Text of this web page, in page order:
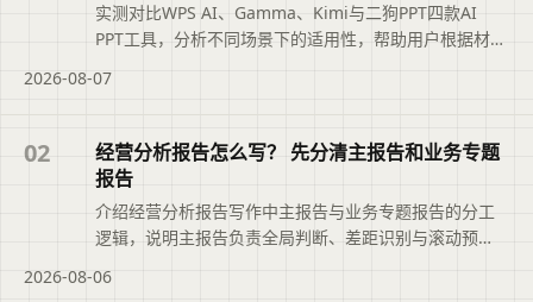
实测对比WPS AI、Gamma、Kimi与二狗PPT四款AI
PPT工具，分析不同场景下的适用性，帮助用户根据材料
目追求综合排名。摘要依据标题与正文整理，概括页面
断文章是否符合当前需求，再查看完整原文。
2026-08-07
02
经营分析报告怎么写？ 先分清主报告和业务专题
报告
介绍经营分析报告写作中主报告与业务专题报告的分工
逻辑，说明主报告负责全局判断、差距识别与滚动预
助避免数据堆砌与内容重复，推动报告从现象描述转向
2026-08-06